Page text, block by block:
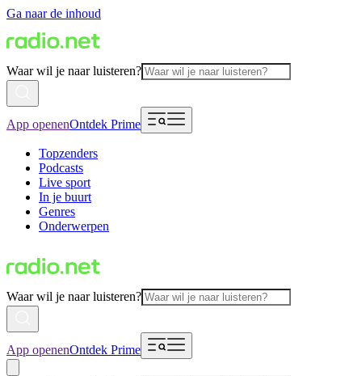
Ga naar de inhoud
Waar wil je naar luisteren?
App openenOntdek Prime
Topzenders
Podcasts
Live sport
In je buurt
Genres
Onderwerpen
Waar wil je naar luisteren?
App openenOntdek Prime